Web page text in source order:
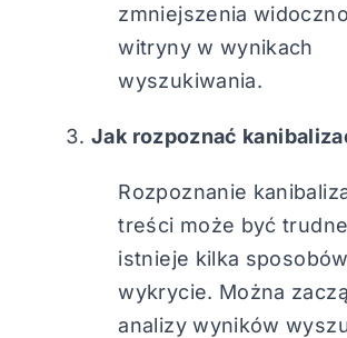
zmniejszenia
witryny w wynikach
wyszukiwania.
Jak rozpoznać
Rozpoznanie
treści może być
istnieje kilka
wykrycie. Można
analizy wyników